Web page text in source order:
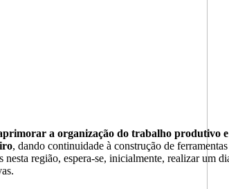
a organização do trabalho produtivo
, dando continuidade à construção de
região, espera-se, inicialmente, realizar